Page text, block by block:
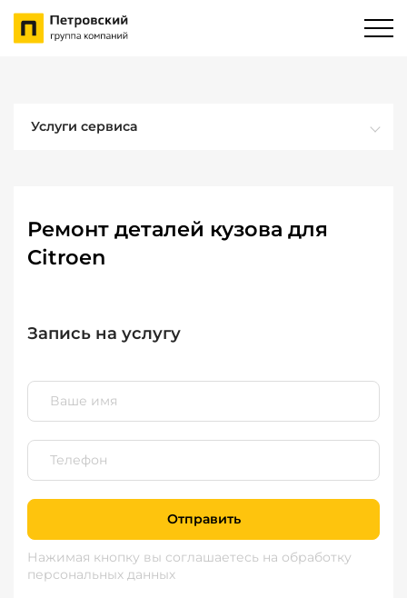
Услуги сервиса
Ремонт деталей кузова для
Citroen
Запись на услугу
Отправить
Нажимая кнопку вы соглашаетесь на обработку
персональных данных